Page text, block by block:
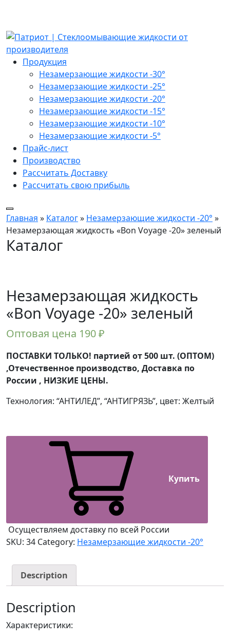
Продукция
Незамерзающие жидкости -30°
Незамерзающие жидкости -25°
Незамерзающие жидкости -20°
Незамерзающие жидкости -15°
Незамерзающие жидкости -10°
Незамерзающие жидкости -5°
Прайс-лист
Производство
Рассчитать Доставку
Рассчитать свою прибыль
Главная » Каталог» Незамерзающие жидкости -20° »
Незамерзающая жидкость «Bon Voyage -20» зеленый
Каталог
Незамерзающая жидкость
«Bon Voyage -20» зеленый
Оптовая цена 190₽
ПОСТАВКИ ТОЛЬКО! партией от 500 шт. (ОПТОМ)
,Отечественное производство, Доставка по
России , НИЗКИЕ ЦЕНЫ.
Технология: “АНТИЛЕД”, “АНТИГРЯЗЬ”, цвет: Желтый
Купить
Осуществляем доставку по всей России
SKU: 34 Category: Незамерзающие жидкости -20°
Description
Description
Характеристики: